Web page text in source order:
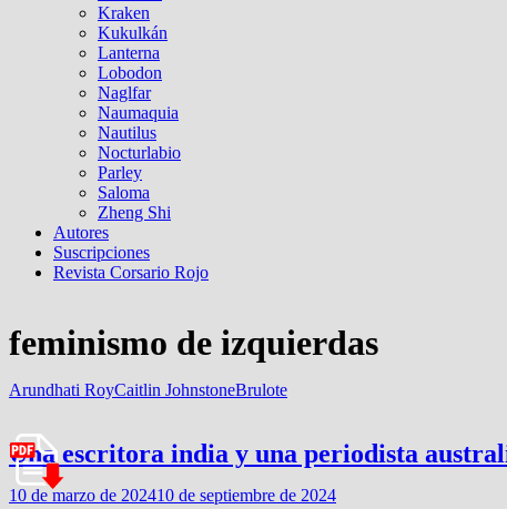
Kraken
Kukulkán
Lanterna
Lobodon
Naglfar
Naumaquia
Nautilus
Nocturlabio
Parley
Saloma
Zheng Shi
Autores
Suscripciones
Revista Corsario Rojo
feminismo de izquierdas
Arundhati RoyCaitlin JohnstoneBrulote
Una escritora india y una periodista
10 de marzo de 202410 de septiembre de 2024